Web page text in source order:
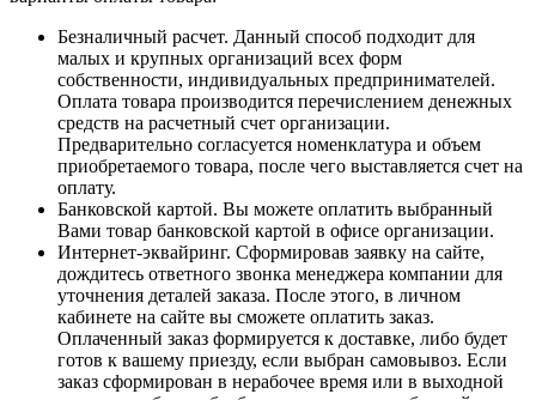
Безналичный расчет. Данный способ подходит для
малых и крупных организаций всех форм
собственности, индивидуальных предпринимателей.
Оплата товара производится перечислением денежных
средств на расчетный счет организации.
Предварительно согласуется номенклатура и объем
приобретаемого товара, после чего выставляется счет на
оплату.
Банковской картой. Вы можете оплатить выбранный
Вами товар банковской картой в офисе организации.
Интернет-эквайринг. Сформировав заявку на сайте,
дождитесь ответного звонка менеджера компании для
уточнения деталей заказа. После этого, в личном
кабинете на сайте вы сможете оплатить заказ.
Оплаченный заказ формируется к доставке, либо будет
готов к вашему приезду, если выбран самовывоз. Если
заказ сформирован в нерабочее время или в выходной